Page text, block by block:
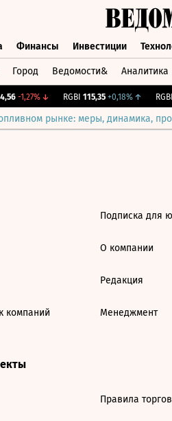
Финансы Инвестиции
Город Ведомости& Аналитика
-1,27%↓ RGBI 115,35 +0,18%↑
рынке: меры, динамика,
компаний
Подписка для
О компании
Редакция
Менеджмент
Правила